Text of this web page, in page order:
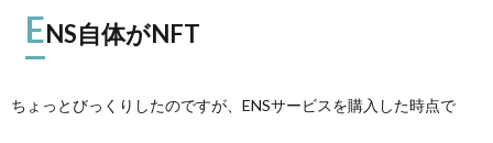
ENS自体がNFT
ちょっとびっくりしたのですが、ENSサービスを購入した時点で